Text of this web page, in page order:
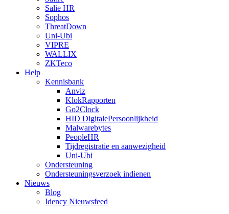
Salie HR
Sophos
ThreatDown
Uni-Ubi
VIPRE
WALLIX
ZKTeco
Help
Kennisbank
Anviz
KlokRapporten
Go2Clock
HID DigitalePersoonlijkheid
Malwarebytes
PeopleHR
Tijdregistratie en aanwezigheid
Uni-Ubi
Ondersteuning
Ondersteuningsverzoek indienen
Nieuws
Blog
Idency Nieuwsfeed